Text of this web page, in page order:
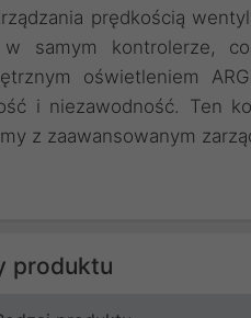
prędkością
w samym kontrolerze,
oświetleniem
i niezawodność. Ten
z zaawansowanym
produktu